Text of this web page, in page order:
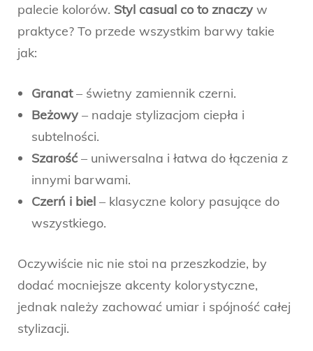
palecie kolorów. Styl casual co to znaczy w
praktyce? To przede wszystkim barwy takie
jak:
Granat– świetny zamiennik czerni.
Beżowy – nadaje stylizacjom ciepła i
subtelności.
Szarość – uniwersalna i łatwa do łączenia z
innymi barwami.
Czerń i biel – klasyczne kolory pasujące do
wszystkiego.
Oczywiście nic nie stoi na przeszkodzie, by
dodać mocniejsze akcenty kolorystyczne,
jednak należy zachować umiar i spójność całej
stylizacji.